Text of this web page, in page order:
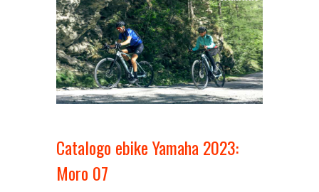
Catalogo ebike Yamaha 2023:
Moro 07